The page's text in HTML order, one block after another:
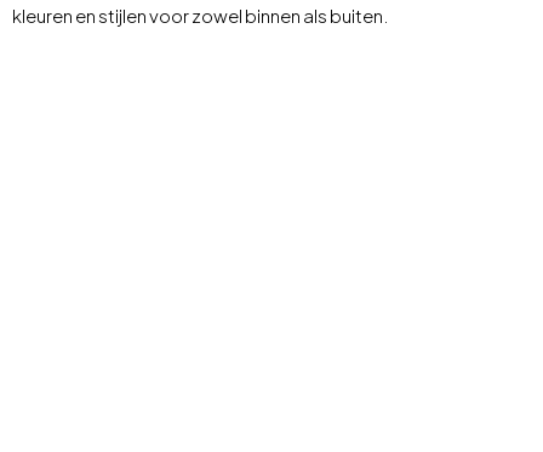
kleuren en stijlenvoor zowel binnen als buiten